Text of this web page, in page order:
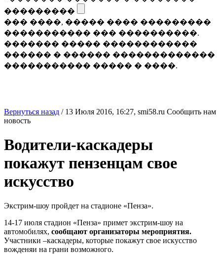
���������
��� ����, ����� ���� ���������
����������� ��� ����������.
������� ����� ������������
������ � ������ �������������
����������� ����� � ����.
Вернуться назад / 13 Июля 2016, 16:27, smi58.ru Сообщить нам
новость
Водители-каскадеры
покажут пензенцам свое
искусство
Экстрим-шоу пройдет на стадионе «Пенза».
14-17 июля стадион «Пенза» примет экстрим-шоу на
автомобилях, сообщают организаторы мероприятия.
Участники –каскадеры, которые покажут свое искусство
вожденяи на грани возможного.